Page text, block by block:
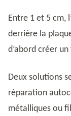
Entre 1 et 5 cm,
derrière la
d’abord créer
Deux solutions
réparation
métalliques ou